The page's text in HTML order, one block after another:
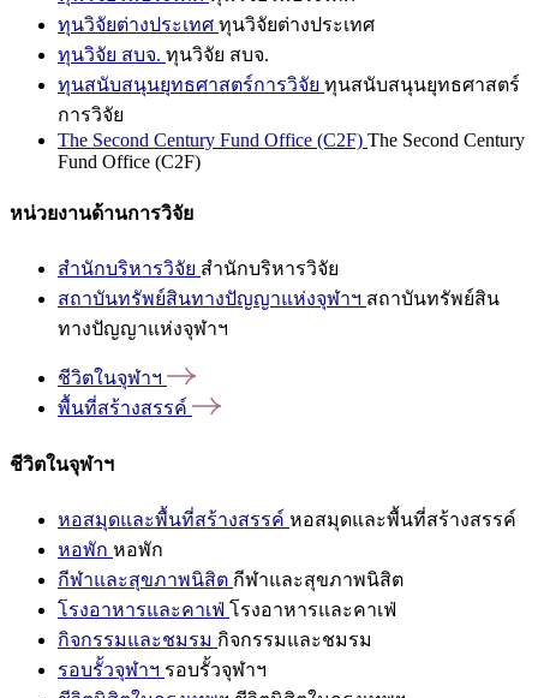
ทุนวิจัยต่างประเทศ ทุนวิจัยต่างประเทศ
ทุนวิจัย สบจ. ทุนวิจัย สบจ.
ทุนสนับสนุนยุทธศาสตร์การวิจัย ทุนสนับสนุนยุทธศาสตร์
การวิจัย
The Second Century Fund Office (C2F) The Second Century
Fund Office (C2F)
หน่วยงานด้านการวิจัย
สำนักบริหารวิจัย สำนักบริหารวิจัย
สถาบันทรัพย์สินทางปัญญาแห่งจุฬาฯ สถาบันทรัพย์สิน
ทางปัญญาแห่งจุฬาฯ
ชีวิตในจุฬาฯ
พื้นที่สร้างสรรค์
ชีวิตในจุฬาฯ
หอสมุดและพื้นที่สร้างสรรค์ หอสมุดและพื้นที่สร้างสรรค์
หอพัก หอพัก
กีฬาและสุขภาพนิสิต กีฬาและสุขภาพนิสิต
โรงอาหารและคาเฟ่ โรงอาหารและคาเฟ่
กิจกรรมและชมรม กิจกรรมและชมรม
รอบรั้วจุฬาฯ รอบรั้วจุฬาฯ